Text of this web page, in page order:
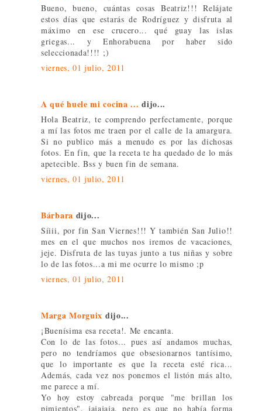
Bueno, bueno, cuántas cosas Beatriz!!! Relájate
estos días que estarás de Rodríguez y disfruta al
máximo en ese crucero... qué guay las islas
griegas... y Enhorabuena por haber sido
seleccionada!!!! ;)
viernes, 01 julio, 2011
A qué huele mi cocina ... dijo...
Hola Beatriz, te comprendo perfectamente, porque
a mí las fotos me traen por el calle de la amargura.
Si no publico más a menudo es por las dichosas
fotos. En fin, que la receta te ha quedado de lo más
apetecible. Bss y buen fin de semana.
viernes, 01 julio, 2011
Bárbara dijo...
Síiii, por fin San Viernes!!! Y también San Julio!!
mes en el que muchos nos iremos de vacaciones,
jeje. Disfruta de las tuyas junto a tus niñas y sobre
lo de las fotos...a mi me ocurre lo mismo ;p
viernes, 01 julio, 2011
Marga Morguix dijo...
¡Buenísima esa receta!. Me encanta.
Con lo de las fotos... pues así andamos muchas,
pero no tendríamos que obsesionarnos tantísimo,
que lo importante es que la receta esté rica...
Además, cada vez nos ponemos el listón más alto,
me parece a mí.
Yo hoy estoy cabreada porque "me brillan los
pimientos", jajajaja, pero es que no había forma